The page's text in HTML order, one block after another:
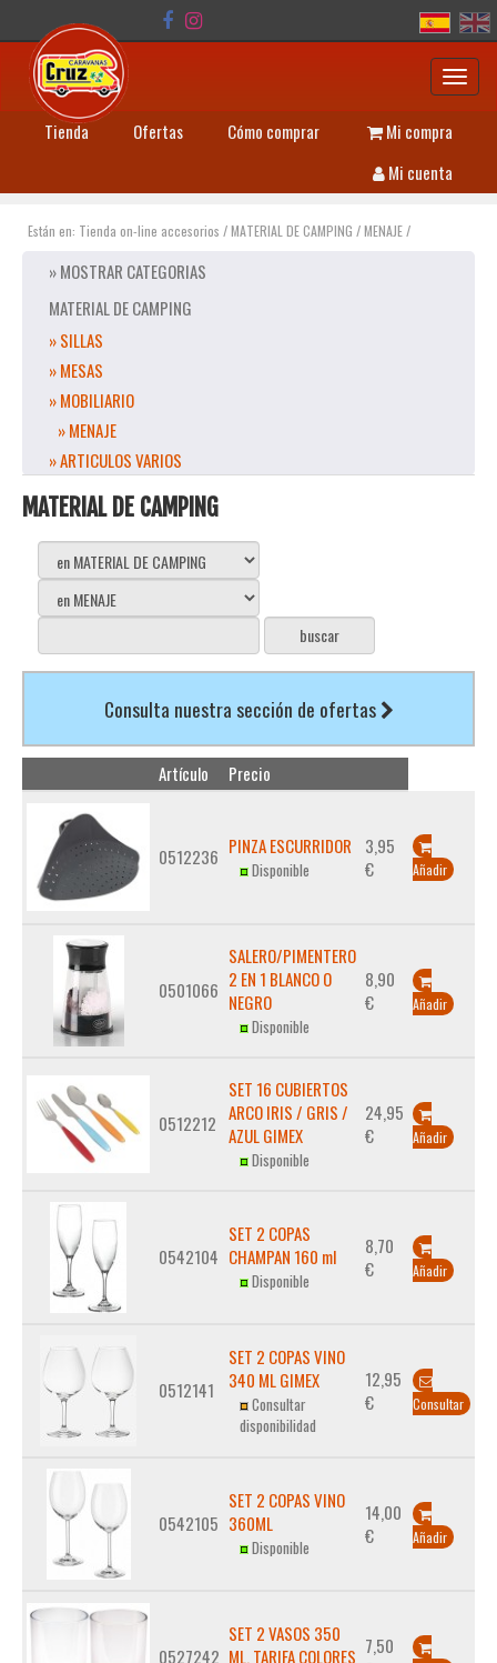
Tienda Ofertas Cómo comprar
Mi compra
Mi cuenta
Están en: Tienda on-line accesorios /MATERIAL DE CAMPING /MENAJE/
» MOSTRAR CATEGORIAS
MATERIAL DE CAMPING
» SILLAS
» MESAS
» MOBILIARIO
» MENAJE
» ARTICULOS VARIOS
MATERIAL DE CAMPING
Consulta nuestra sección de ofertas
Artículo Precio
0512236 PINZA ESCURRIDOR
Disponible
3,95
€
Añadir
0501066
SALERO/PIMENTERO
2 EN 1 BLANCO O
NEGRO
Disponible
8,90
€
Añadir
0512212
SET 16 CUBIERTOS
ARCO IRIS / GRIS /
AZUL GIMEX
Disponible
24,95
€
Añadir
0542104
SET 2 COPAS
CHAMPAN 160 ml
Disponible
8,70
€
Añadir
0512141
SET 2 COPAS VINO
340 ML GIMEX
Consultar
disponibilidad
12,95
€
Consultar
0542105
SET 2 COPAS VINO
360ML
Disponible
14,00
€
Añadir
0527242
SET 2 VASOS 350
ML. TARIFA COLORES 7,50